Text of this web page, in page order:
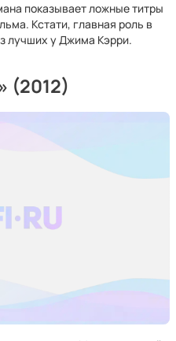
показывает ложные титры
Кстати, главная роль в
лучших у Джима Кэрри.
(2012)